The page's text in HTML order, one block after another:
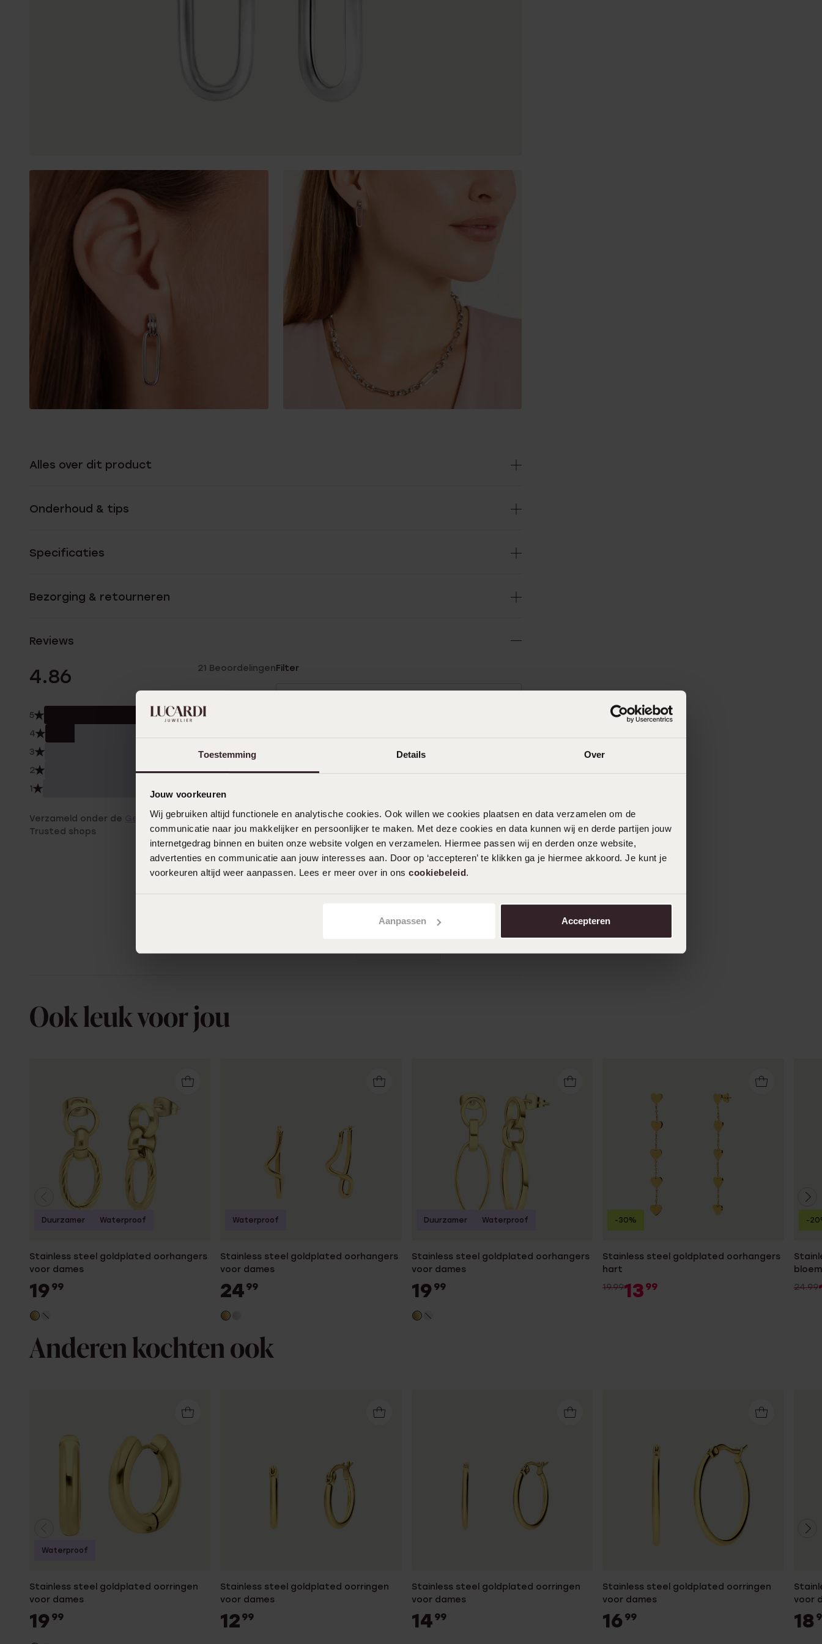
Toestemming Details Over
Jouw voorkeuren
Wij gebruiken altijd functionele en analytische cookies. Ook willen we cookies plaatsen en data verzamelen om de
communicatie naar jou makkelijker en persoonlijker te maken. Met deze cookies en data kunnen wij en derde partijen jouw
internetgedrag binnen en buiten onze website volgen en verzamelen. Hiermee passen wij en derden onze website,
advertenties en communicatie aan jouw interesses aan. Door op ‘accepteren’ te klikken ga je hiermee akkoord. Je kunt je
voorkeuren altijd weer aanpassen. Lees er meer over in ons cookiebeleid.
Aanpassen Accepteren
Alles over dit product
Onderhoud & tips
Specificaties
Bezorging & retourneren
Reviews
4.86 21 Beoordelingen
5
4
3 0.0%
2 0.0%
1
Verzameld onder de Gebruiksvoorwaardenvan
Trusted shops
Filter
13-05-2025 - Milan
goudkleur blijft bij Lucardi meestal lang
Ook leuk voor jou
Stainless steel goldplated oorhangers
voor dames
19 99
Duurzamer Waterproof
Stainless steel goldplated oorhangers
voor dames
24 99
Waterproof
Stainless steel goldplated oorhangers
voor dames
19 99
Duurzamer Waterproof
Stainless steel goldplated oorhangers
hart
19.9913 99
-30%
24.99
-
Anderen kochten ook
Stainless steel goldplated oorringen
voor dames
19 99
Waterproof
Stainless steel goldplated oorringen
voor dames
12 99
Stainless steel goldplated oorringen
voor dames
14 99
Stainless steel goldplated oorringen
voor dames
16 99
voor
18